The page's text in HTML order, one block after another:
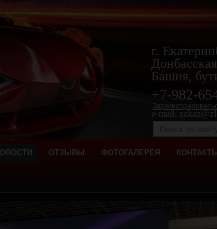
г.
Башня,
+7-982-
e-mail:
ОТЗЫВЫ ФОТОГАЛЕРЕЯ КОНТАКТЫ